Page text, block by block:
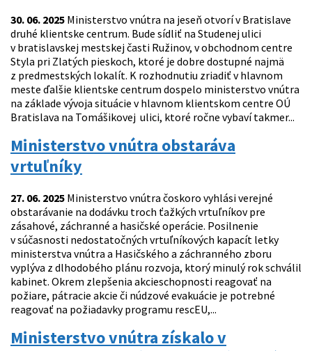
30. 06. 2025 Ministerstvo vnútra na jeseň otvorí v Bratislave
druhé klientske centrum. Bude sídliť na Studenej ulici
v bratislavskej mestskej časti Ružinov, v obchodnom centre
Styla pri Zlatých pieskoch, ktoré je dobre dostupné najmä
z predmestských lokalít. K rozhodnutiu zriadiť v hlavnom
meste ďalšie klientske centrum dospelo ministerstvo vnútra
na základe vývoja situácie v hlavnom klientskom centre OÚ
Bratislava na Tomášikovej ulici, ktoré ročne vybaví takmer...
Ministerstvo vnútra obstaráva
vrtuľníky
27. 06. 2025 Ministerstvo vnútra čoskoro vyhlási verejné
obstarávanie na dodávku troch ťažkých vrtuľníkov pre
zásahové, záchranné a hasičské operácie. Posilnenie
v súčasnosti nedostatočných vrtuľníkových kapacít letky
ministerstva vnútra a Hasičského a záchranného zboru
vyplýva z dlhodobého plánu rozvoja, ktorý minulý rok schválil
kabinet. Okrem zlepšenia akcieschopnosti reagovať na
požiare, pátracie akcie či núdzové evakuácie je potrebné
reagovať na požiadavky programu rescEU,...
Ministerstvo vnútra získalo v